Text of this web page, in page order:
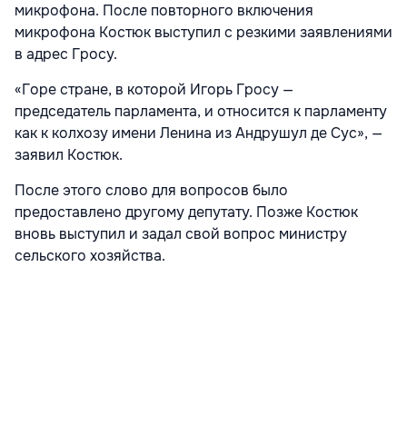
микрофона. После повторного включения
микрофона Костюк выступил с резкими заявлениями
в адрес Гросу.
«Горе стране, в которой Игорь Гросу —
председатель парламента, и относится к парламенту
как к колхозу имени Ленина из Андрушул де Сус», —
заявил Костюк.
После этого слово для вопросов было
предоставлено другому депутату. Позже Костюк
вновь выступил и задал свой вопрос министру
сельского хозяйства.